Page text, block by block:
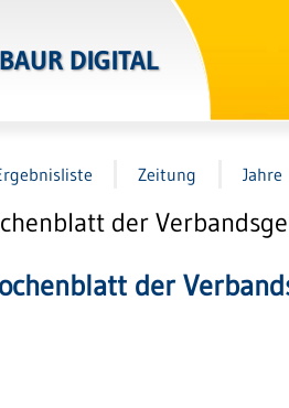
DIGITAL
Zeitung Jahre
der
der